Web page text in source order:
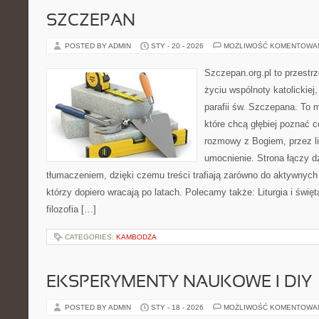
SZCZEPAN
POSTED BY ADMIN STY - 20 - 2026 MOŻLIWOŚĆ
Szczepan.org.pl to
życiu wspólnoty
parafii św. Szczepana. To
które chcą głębiej poznać
rozmowy z Bogiem, przez
umocnienie. Strona łączy
tłumaczeniem, dzięki czemu treści trafiają zarówno do
którzy dopiero wracają po latach. Polecamy także: Liturgia i
filozofia […]
CATEGORIES: KAMBODŻA
EKSPERYMENTY NAUKOWE I DIY
POSTED BY ADMIN STY - 18 - 2026 MOŻLIWOŚĆ